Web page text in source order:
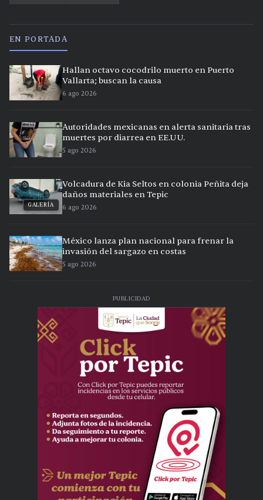
EN PORTADA
Hallan octavo cocodrilo muerto en Puerto
Vallarta; buscan la causa
6 ago 2026
Autoridades mexicanas en alerta sanitaria tras
muertes por diarrea en EE.UU.
5 ago 2026
GALERÍA
Volcadura de Kia Seltos en colonia Peñita deja
daños materiales en Tepic
6 ago 2026
México lanza plan nacional para frenar la
invasión del sargazo en costas
5 ago 2026
PUBLICIDAD